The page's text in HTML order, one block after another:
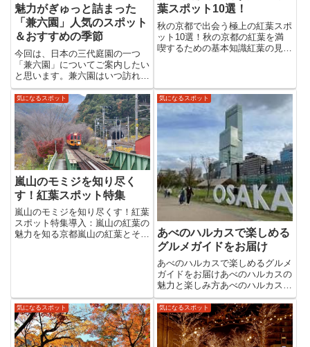
魅力がぎゅっと詰まった
「兼六園」人気のスポット
＆おすすめの季節
今回は、日本の三代庭園の一つ
「兼六園」についてご案内したい
と思います。兼六園はいつ訪れる
のがベストか？悩む方も多いので
はないでしょうか？きっと参考に
なる情報があると思いますので、
最後ませお付き合いいただければ
嬉しいです。兼六園（けんろくえ
ん...
葉スポット10選！
秋の京都で出会う極上の紅葉スポ
ット10選！秋の京都の紅葉を満
喫するための基本知識紅葉の見頃
大きくなる晩秋には、モミジやカ
エデの葉が鮮やかな赤や黄色に...
気になるスポット
嵐山のモミジを知り尽く
す！紅葉スポット特集
嵐山のモミジを知り尽くす！紅葉
スポット特集導入：嵐山の紅葉の
魅力を知る京都嵐山の紅葉とその
は...
気になるスポット
あべのハルカスで楽しめる
グルメガイドをお届け
あべのハルカスで楽しめるグルメ
ガイドをお届けあべのハルカスの
魅力と楽しみ方あべのハルカスの
特徴と高さあべのハルカスは、日
本一の高さを誇るビルであり、大
阪のランドマークとして知られて
います。その高さは300メートル
に達し、展望台「ハルカス30...
気になるスポット 気になるスポット